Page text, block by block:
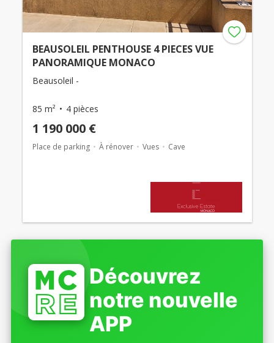
BEAUSOLEIL PENTHOUSE 4 PIECES VUE
PANORAMIQUE MONACO
Beausoleil -
85 m² 4 pièces
1 190 000 €
Place de parking À rénover Vues Cave
Découvrez
notre nouvelle
APP